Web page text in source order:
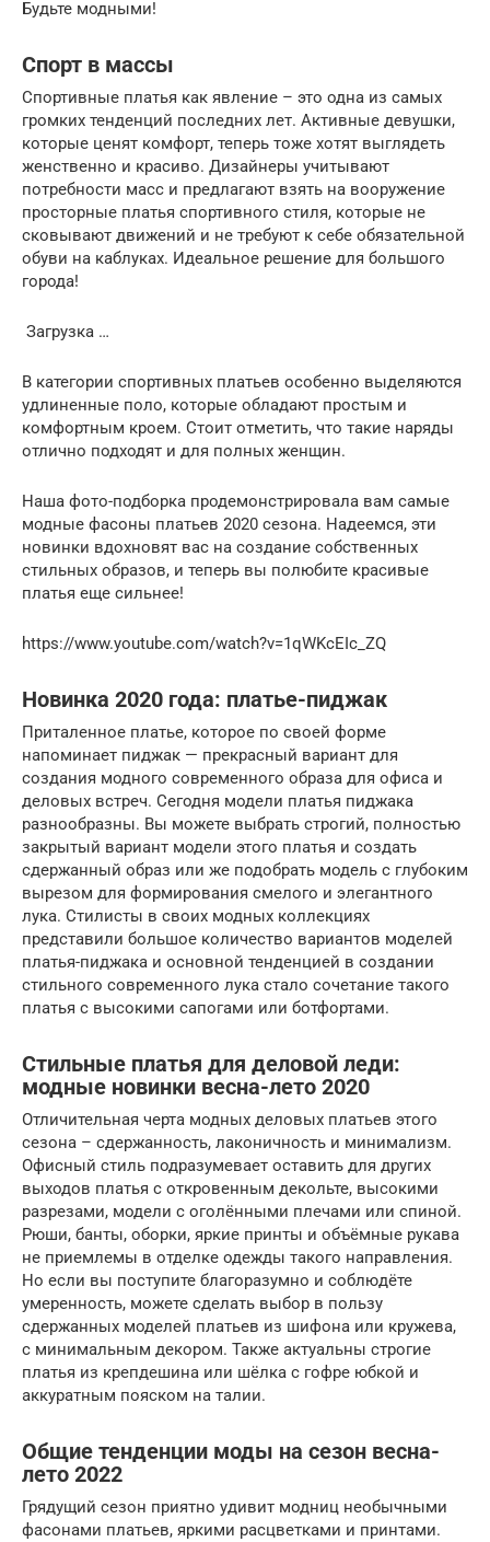
Будьте модными!
Спорт в массы
Спортивные платья как явление – это одна из самых
громких тенденций последних лет. Активные девушки,
которые ценят комфорт, теперь тоже хотят выглядеть
женственно и красиво. Дизайнеры учитывают
потребности масс и предлагают взять на вооружение
просторные платья спортивного стиля, которые не
сковывают движений и не требуют к себе обязательной
обуви на каблуках. Идеальное решение для большого
города!
Загрузка …
В категории спортивных платьев особенно выделяются
удлиненные поло, которые обладают простым и
комфортным кроем. Стоит отметить, что такие наряды
отлично подходят и для полных женщин.
Наша фото-подборка продемонстрировала вам самые
модные фасоны платьев 2020 сезона. Надеемся, эти
новинки вдохновят вас на создание собственных
стильных образов, и теперь вы полюбите красивые
платья еще сильнее!
https://www.youtube.com/watch?v=1qWKcEIc_ZQ
Новинка 2020 года: платье-пиджак
Приталенное платье, которое по своей форме
напоминает пиджак — прекрасный вариант для
создания модного современного образа для офиса и
деловых встреч. Сегодня модели платья пиджака
разнообразны. Вы можете выбрать строгий, полностью
закрытый вариант модели этого платья и создать
сдержанный образ или же подобрать модель с глубоким
вырезом для формирования смелого и элегантного
лука. Стилисты в своих модных коллекциях
представили большое количество вариантов моделей
платья-пиджака и основной тенденцией в создании
стильного современного лука стало сочетание такого
платья с высокими сапогами или ботфортами.
Стильные платья для деловой леди:
модные новинки весна-лето 2020
Отличительная черта модных деловых платьев этого
сезона – сдержанность, лаконичность и минимализм.
Офисный стиль подразумевает оставить для других
выходов платья с откровенным декольте, высокими
разрезами, модели с оголёнными плечами или спиной.
Рюши, банты, оборки, яркие принты и объёмные рукава
не приемлемы в отделке одежды такого направления.
Но если вы поступите благоразумно и соблюдёте
умеренность, можете сделать выбор в пользу
сдержанных моделей платьев из шифона или кружева,
с минимальным декором. Также актуальны строгие
платья из крепдешина или шёлка с гофре юбкой и
аккуратным пояском на талии.
Общие тенденции моды на сезон весна-
лето 2022
Грядущий сезон приятно удивит модниц необычными
фасонами платьев, яркими расцветками и принтами.